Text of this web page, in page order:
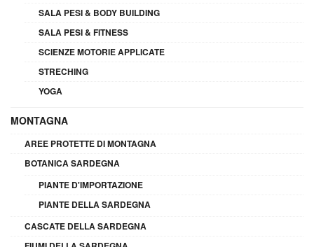
SALA PESI & BODY BUILDING
SALA PESI & FITNESS
SCIENZE MOTORIE APPLICATE
STRECHING
YOGA
MONTAGNA
AREE PROTETTE DI MONTAGNA
BOTANICA SARDEGNA
PIANTE D'IMPORTAZIONE
PIANTE DELLA SARDEGNA
CASCATE DELLA SARDEGNA